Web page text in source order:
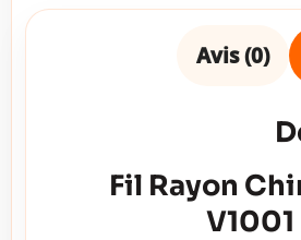
Avis (0)
Fil Rayon